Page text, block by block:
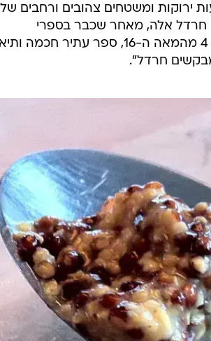
ירוקות ומשטחים צהובים ורחבים של
חרדל אלה, מאחר שכבר בספרי
ההיסטוריה כגון זה של פרנסואה רבלה ("פנטגורל", חלק 4 מהמאה ה-16, ספר עתיר
מבקשים חרדל".